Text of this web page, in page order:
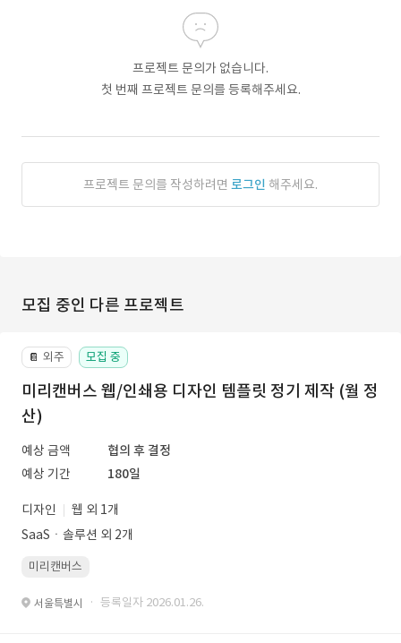
프로젝트 문의가 없습니다.
첫 번째 프로젝트 문의를 등록해주세요.
프로젝트 문의를 작성하려면 로그인 해주세요.
모집 중인 다른 프로젝트
📔 외주 모집 중
미리캔버스 웹/인쇄용 디자인 템플릿 정기 제작 (월 정
산)
예상 금액
협의 후 결정
예상 기간
180일
디자인
웹 외 1개
SaaSㆍ솔루션 외 2개
미리캔버스
서울특별시 · 등록일자 2026.01.26.